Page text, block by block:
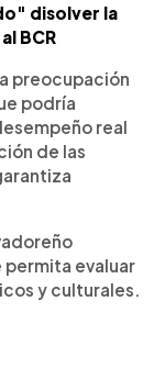
disolver la
BCR
preocupación
podría
real
de las
evaluar
y culturales.